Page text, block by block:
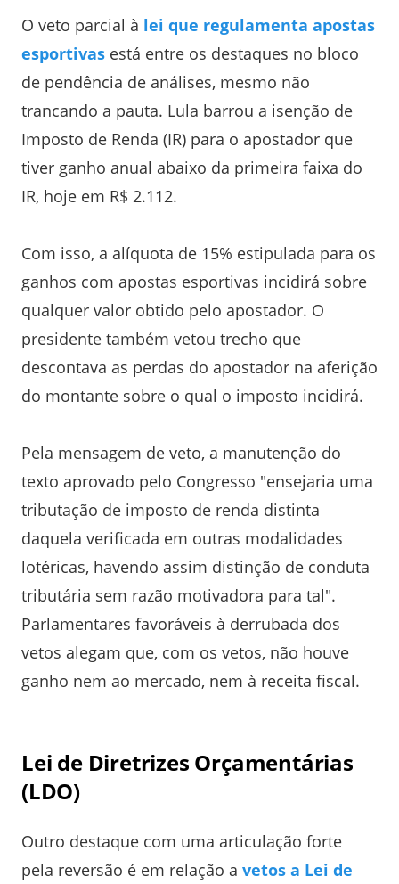
O veto parcial à lei que regulamenta apostas
esportivas está entre os destaques no bloco
de pendência de análises, mesmo não
trancando a pauta. Lula barrou a isenção de
Imposto de Renda (IR) para o apostador que
tiver ganho anual abaixo da primeira faixa do
IR, hoje em R$ 2.112.
Com isso, a alíquota de 15% estipulada para os
ganhos com apostas esportivas incidirá sobre
qualquer valor obtido pelo apostador. O
presidente também vetou trecho que
descontava as perdas do apostador na aferição
do montante sobre o qual o imposto incidirá.
Pela mensagem de veto, a manutenção do
texto aprovado pelo Congresso "ensejaria uma
tributação de imposto de renda distinta
daquela verificada em outras modalidades
lotéricas, havendo assim distinção de conduta
tributária sem razão motivadora para tal".
Parlamentares favoráveis à derrubada dos
vetos alegam que, com os vetos, não houve
ganho nem ao mercado, nem à receita fiscal.
Lei de Diretrizes Orçamentárias
(LDO)
Outro destaque com uma articulação forte
pela reversão é em relação a vetos a Lei de